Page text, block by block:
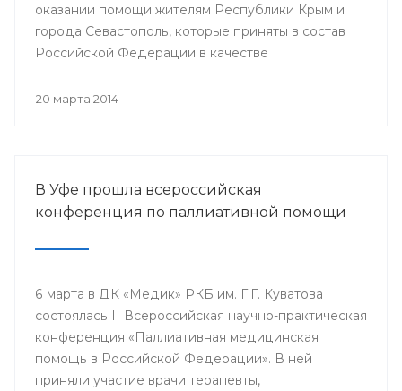
оказании помощи жителям Республики Крым и
города Севастополь, которые приняты в состав
Российской Федерации в качестве
день в республике по поручению Президента
20 марта 2014
В Уфе прошла всероссийская
конференция по паллиативной помощи
6 марта в ДК «Медик» РКБ им. Г.Г. Куватова
состоялась II Всероссийская научно-практическая
конференция «Паллиативная медицинская
помощь в Российской Федерации». В ней
приняли участие врачи терапевты,